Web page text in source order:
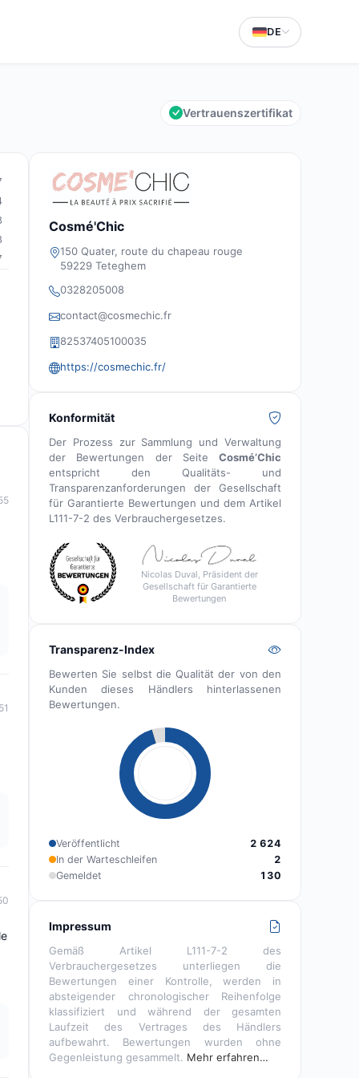
DE
Vertrauenszertifikat
Cosmé'Chic
150 Quater, route du chapeau rouge
59229 Teteghem
0328205008
contact@cosmechic.fr
82537405100035
https://cosmechic.fr/
Konformität
Der Prozess zur Sammlung und Verwaltung
der Bewertungen der Seite Cosmé’Chic
entspricht den Qualitäts- und
Transparenzanforderungen der Gesellschaft
für Garantierte Bewertungen und dem Artikel
L111-7-2 des Verbrauchergesetzes.
Nicolas Duval, Präsident der
Gesellschaft für Garantierte
Bewertungen
Transparenz-Index
Bewerten Sie selbst die Qualität der von den
Kunden dieses Händlers hinterlassenen
Bewertungen.
Veröffentlicht
2 624
In der Warteschleifen
2
Gemeldet
130
Impressum
Gemäß Artikel L111-7-2 des
Verbrauchergesetzes unterliegen die
Bewertungen einer Kontrolle, werden in
absteigender chronologischer Reihenfolge
klassifiziert und während der gesamten
Laufzeit des Vertrages des Händlers
aufbewahrt. Bewertungen wurden ohne
Gegenleistung gesammelt. Mehr erfahren…